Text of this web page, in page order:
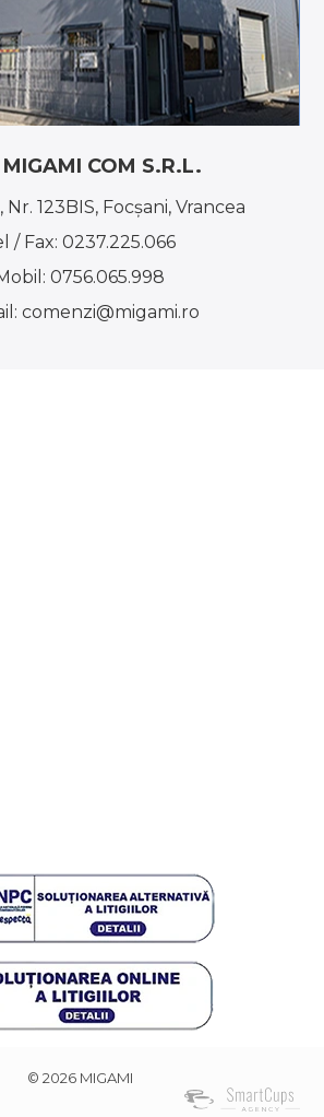
MIGAMI COM S.R.L.
Nr. 123BIS, Focşani, Vrancea
/ Fax:0237.225.066
0756.065.998
comenzi@migami.ro
© 2026 MIGAMI